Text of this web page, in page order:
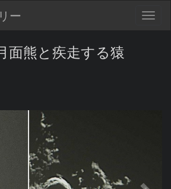
ー
面熊と疾走する猿